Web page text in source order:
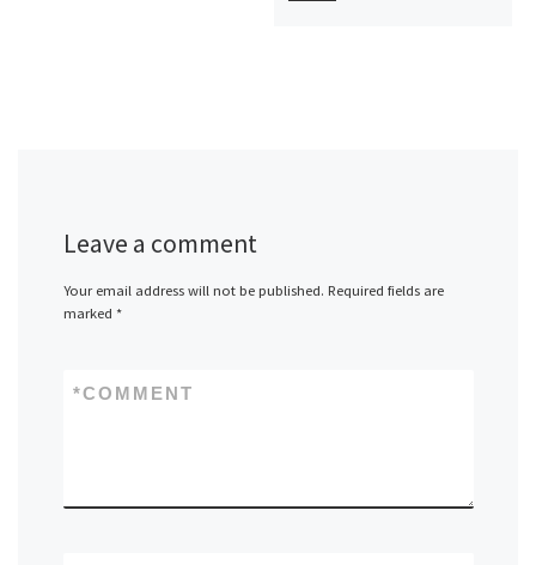
Leave a comment
Your email address will not be published. Required fields are
marked *
COMMENT
*